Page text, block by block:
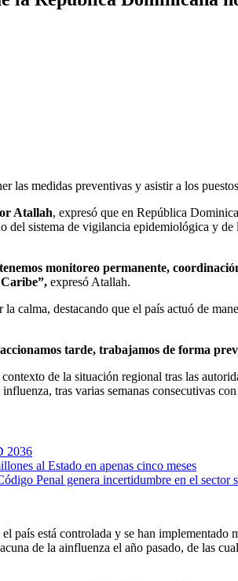
las medidas preventivas y asistir a los
Atallah, expresó que en República
sistema de vigilancia epidemiológica y de
monitoreo permanente,
expresó Atallah.
calma, destacando que el país actuó de
tarde, trabajamos de forma
de la situación regional tras las
tras varias semanas consecutivas
2036
al Estado en apenas cinco meses
Penal genera incertidumbre en el sector
país está controlada y se han
de la ainfluenza el año pasado, de las